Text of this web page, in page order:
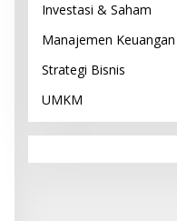
Investasi & Saham
Manajemen Keuangan
Strategi Bisnis
UMKM